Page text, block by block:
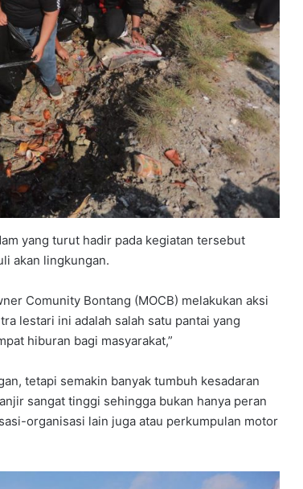
yang turut hadir pada kegiatan tersebut
akan lingkungan.
Comunity Bontang (MOCB) melakukan aksi
lestari ini adalah salah satu pantai yang
hiburan bagi masyarakat,”
tetapi semakin banyak tumbuh kesadaran
sangat tinggi sehingga bukan hanya peran
organisasi lain juga atau perkumpulan motor